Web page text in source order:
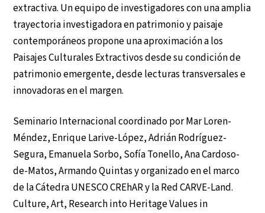
extractiva. Un equipo de investigadores con una amplia
trayectoria investigadora en patrimonio y paisaje
contemporáneos propone una aproximación a los
Paisajes Culturales Extractivos desde su condición de
patrimonio emergente, desde lecturas transversales e
innovadoras en el margen.
Seminario Internacional coordinado por Mar Loren-
Méndez, Enrique Larive-López, Adrián Rodríguez-
Segura, Emanuela Sorbo, Sofía Tonello, Ana Cardoso-
de-Matos, Armando Quintas y organizado en el marco
de la Cátedra UNESCO CREhAR y la Red CARVE-Land.
Culture, Art, Research into Heritage Values in